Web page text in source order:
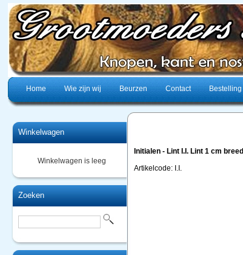
Home Wie zijn wij Beurzen Contact Bestelling
Winkelwagen
Winkelwagen is leeg
Zoeken
Initialen - Lint I.I. Lint 1 cm breed
Artikelcode: I.I.